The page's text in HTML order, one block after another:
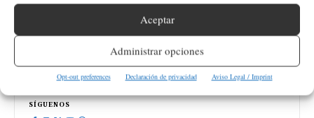
Aceptar
Administrar opciones
Opt-out preferences Declaración de privacidad Aviso Legal / Imprint
Latest Search
- NUESTROS PATROCINADORES -
SÍGUENOS